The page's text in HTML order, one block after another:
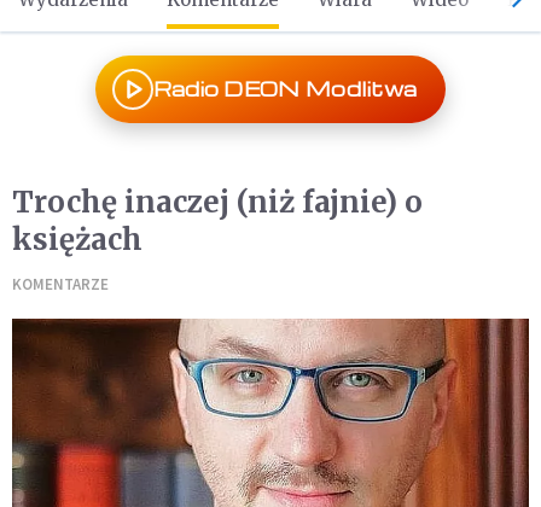
Radio DEON Modlitwa
Trochę inaczej (niż fajnie) o
księżach
KOMENTARZE